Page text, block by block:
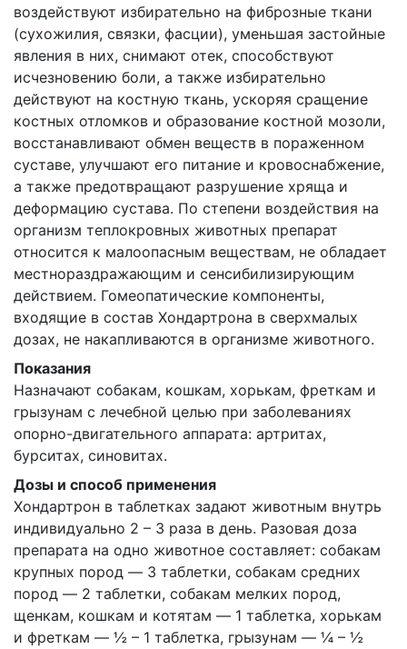
воздействуют избирательно на фиброзные ткани
(сухожилия, связки, фасции), уменьшая застойные
явления в них, снимают отек, способствуют
исчезновению боли, а также избирательно
действуют на костную ткань, ускоряя сращение
костных отломков и образование костной мозоли,
восстанавливают обмен веществ в пораженном
суставе, улучшают его питание и кровоснабжение,
а также предотвращают разрушение хряща и
деформацию сустава. По степени воздействия на
организм теплокровных животных препарат
относится к малоопасным веществам, не обладает
местнораздражающим и сенсибилизирующим
действием. Гомеопатические компоненты,
входящие в состав Хондартрона в сверхмалых
дозах, не накапливаются в организме животного.
Показания
Назначают собакам, кошкам, хорькам, фреткам и
грызунам с лечебной целью при заболеваниях
опорно-двигательного аппарата: артритах,
бурситах, синовитах.
Дозы и способ применения
Хондартрон в таблетках задают животным внутрь
индивидуально 2 – 3 раза в день. Разовая доза
препарата на одно животное составляет: собакам
крупных пород ― 3 таблетки, собакам средних
пород ― 2 таблетки, собакам мелких пород,
щенкам, кошкам и котятам ― 1 таблетка, хорькам
и фреткам ― ½ – 1 таблетка, грызунам ― ¼ – ½